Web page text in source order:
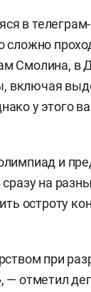
в
сложно
Смолина, в
включая
у этого
и
на
остроту
при
— отметил